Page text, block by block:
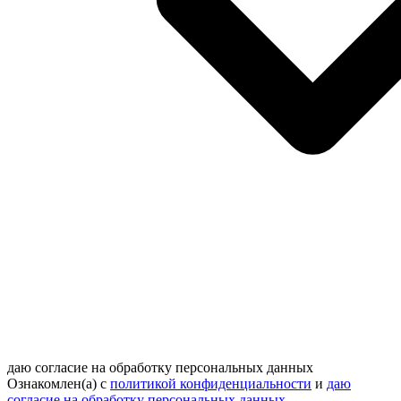
даю согласие на обработку персональных данных
Ознакомлен(а) с политикой конфиденциальности и даю